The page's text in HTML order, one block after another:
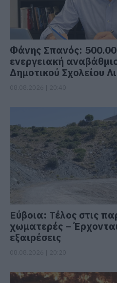
Φάνης Σπανός:
ενεργειακή
Δημοτικού Σχολείου
Εύβοια: Τέλος στις
χωματερές –
εξαιρέσεις